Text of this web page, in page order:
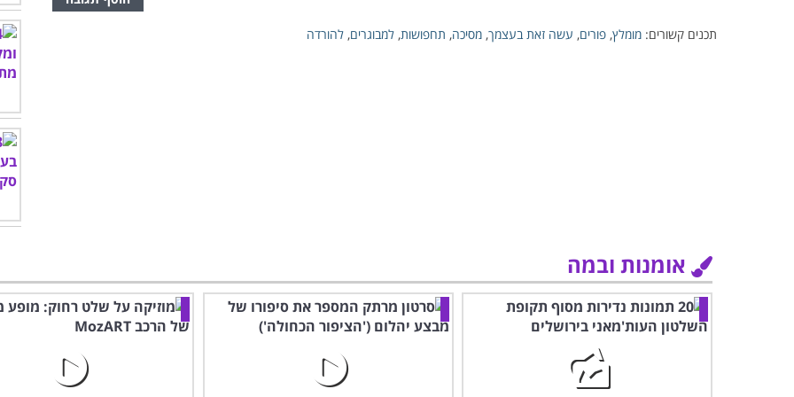
תכנים קשורים: מומלץ, פורים, עשה זאת בעצמך, מסיכה, תחפושות, למבוגרים, להורדה
אומנות ובמה